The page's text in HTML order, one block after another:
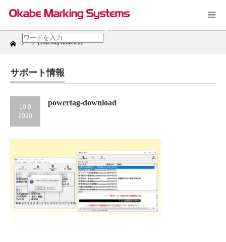
Home powertag-download
サポート情報
10.8
2020
powertag-download